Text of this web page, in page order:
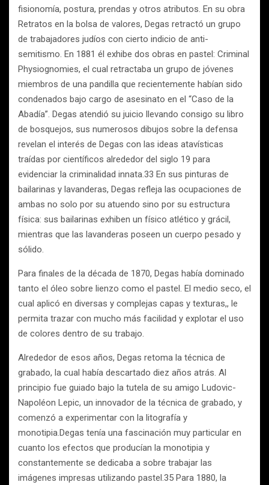
fisionomía, postura, prendas y otros atributos. En su obra
Retratos en la bolsa de valores, Degas retractó un grupo
de trabajadores judíos con cierto indicio de anti-
semitismo. En 1881 él exhibe dos obras en pastel: Criminal
Physiognomies, el cual retractaba un grupo de jóvenes
miembros de una pandilla que recientemente habían sido
condenados bajo cargo de asesinato en el “Caso de la
Abadía”. Degas atendió su juicio llevando consigo su libro
de bosquejos, sus numerosos dibujos sobre la defensa
revelan el interés de Degas con las ideas atavísticas
traídas por científicos alrededor del siglo 19 para
evidenciar la criminalidad innata.33 En sus pinturas de
bailarinas y lavanderas, Degas refleja las ocupaciones de
ambas no solo por su atuendo sino por su estructura
física: sus bailarinas exhiben un físico atlético y grácil,
mientras que las lavanderas poseen un cuerpo pesado y
sólido.
Para finales de la década de 1870, Degas había dominado
tanto el óleo sobre lienzo como el pastel. El medio seco, el
cual aplicó en diversas y complejas capas y texturas,, le
permita trazar con mucho más facilidad y explotar el uso
de colores dentro de su trabajo.
Alrededor de esos años, Degas retoma la técnica de
grabado, la cual había descartado diez años atrás. Al
principio fue guiado bajo la tutela de su amigo Ludovic-
Napoléon Lepic, un innovador de la técnica de grabado, y
comenzó a experimentar con la litografía y
monotipia.Degas tenía una fascinación muy particular en
cuanto los efectos que producían la monotipia y
constantemente se dedicaba a sobre trabajar las
imágenes impresas utilizando pastel.35 Para 1880, la